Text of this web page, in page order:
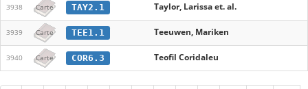
3938 Carte TAY2.1 Taylor, Larissa et. al.
3939 Carte TEE1.1 Teeuwen, Mariken
3940 Carte COR6.3 Teofil Coridaleu